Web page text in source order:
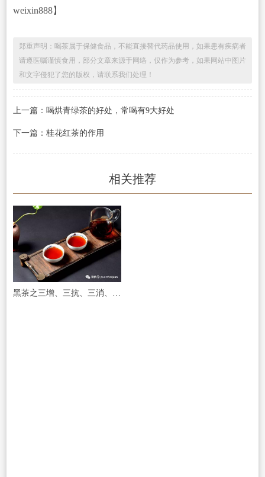
weixin888】
郑重声明：喝茶属于保健食品，不能直接替代药品使用，如果患有疾病者
请遵医嘱谨慎食用，部分文章来源于网络，仅作为参考，如果网站中图片
和文字侵犯了您的版权，请联系我们处理！
上一篇：喝烘青绿茶的好处，常喝有9大好处
下一篇：桂花红茶的作用
相关推荐